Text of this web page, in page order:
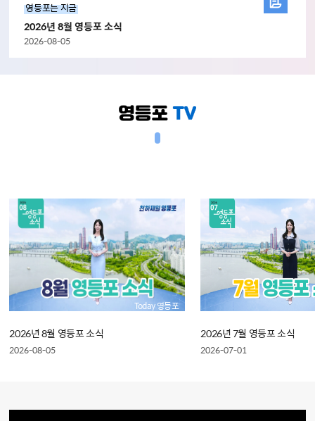
영등포는 지금
2026년 8월 영등포 소식
2026-08-05
Today 영등포
2026년 8월 영등포 소식
2026-08-05
2026년 7월 영등포 소식
2026-07-01